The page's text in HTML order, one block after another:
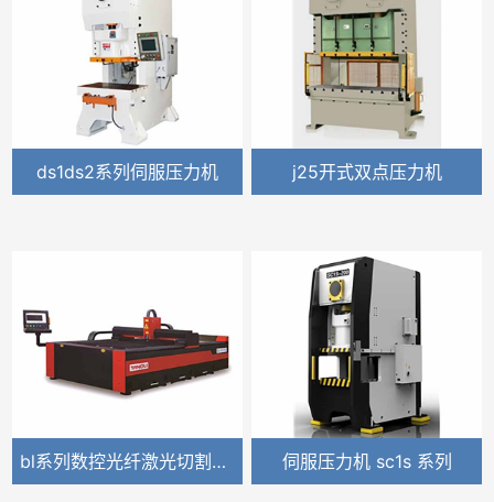
ds1ds2系列伺服压力机 j25开式双点压力机
bl系列数控光纤激光切割机 (2) 伺服压力机 sc1s 系列